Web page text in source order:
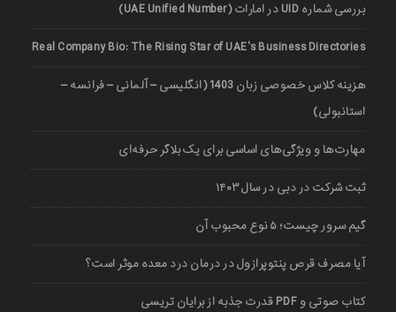
بررسی شماره UID در امارات (UAE Unified Number)
Real Company Bio: The Rising Star of UAE’s Business Directories
هزینه کلاس خصوصی زبان 1403 (انگلیسی – آلمانی – فرانسه –
استانبولی)
مهارت‌ها و ویژگی‌های اساسی برای یک بلاگر حرفه‌ای
ثبت شرکت در دبی در سال ۱۴۰۳
گیم سرور چیست؛ ۵ نوع محبوب آن
آیا مصرف قرص پنتوپرازول در درمان درد معده موثر است؟
کتاب صوتی و PDF قدرت جذبه از برایان تریسی